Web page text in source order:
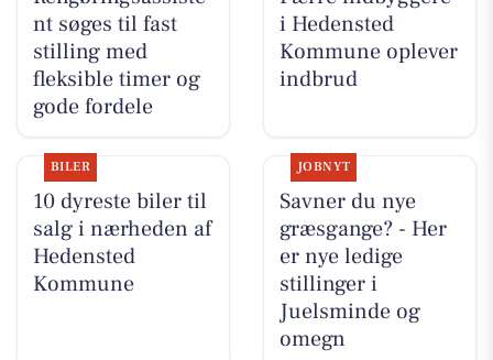
nt søges til fast
stilling med
fleksible timer og
gode fordele
i Hedensted
Kommune oplever
indbrud
BILER
10 dyreste biler til
salg i nærheden af
Hedensted
Kommune
JOBNYT
Savner du nye
græsgange? - Her
er nye ledige
stillinger i
Juelsminde og
omegn